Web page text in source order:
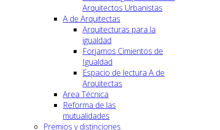
Arquitectos Urbanistas
A de Arquitectas
Arquitecturas para la
igualdad
Forjamos Cimientos de
Igualdad
Espacio de lectura A de
Arquitectas
Area Técnica
Reforma de las
mutualidades
Premios y distinciones